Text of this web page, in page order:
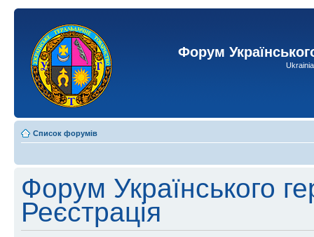
Форум
Список форумів
Форум Українського
Реєстрація